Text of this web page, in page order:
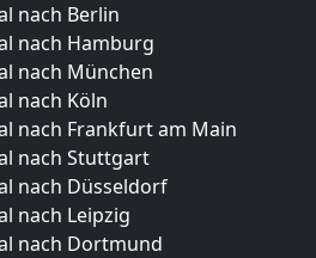
nach Berlin
nach Hamburg
nach München
nach Köln
nach Frankfurt am Main
nach Stuttgart
nach Düsseldorf
nach Leipzig
nach Dortmund